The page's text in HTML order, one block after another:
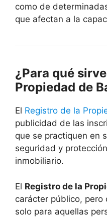
como de
que afectan a la
¿Para qué
Propiedad de
El Registro de la
publicidad de las
que se practiquen en
seguridad y
inmobiliario.
El Registro de la
carácter público, pero
solo para aquellas